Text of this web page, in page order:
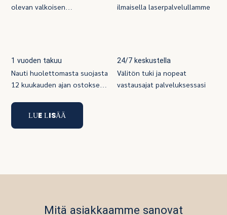
olevan valkoisen
ilmaisella laserpalvelullamme
1 vuoden takuu
Nauti huolettomasta suojasta
12 kuukauden ajan ostoksesi
24/7 keskustella
Välitön tuki ja nopeat
vastausajat palveluksessasi
LUE LISÄÄ
Mitä asiakkaamme sanovat